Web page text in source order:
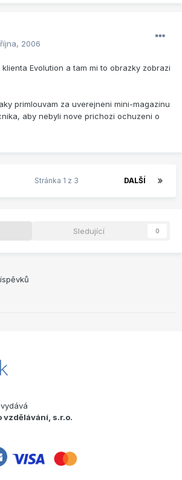
2006
Evolution a tam mi to obrazky zobrazi
primlouvam za uverejneni mini-magazinu
aby nebyli nove prichozi ochuzeni o
DALŠÍ
Stránka 1 z 3
Sledující 0
s.r.o.